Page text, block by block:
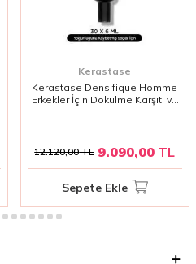
Kerastase
Kerastase Densifique Homme
Erkekler İçin Dökülme Karşıtı ve
12.120,00TL 9.090,00 TL
Sepete Ekle